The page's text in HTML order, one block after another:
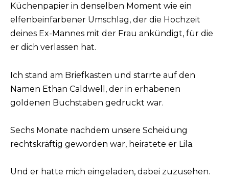
Küchenpapier in denselben Moment wie ein
elfenbeinfarbener Umschlag, der die Hochzeit
deines Ex-Mannes mit der Frau ankündigt, für die
er dich verlassen hat.
Ich stand am Briefkasten und starrte auf den
Namen Ethan Caldwell, der in erhabenen
goldenen Buchstaben gedruckt war.
Sechs Monate nachdem unsere Scheidung
rechtskräftig geworden war, heiratete er Lila.
Und er hatte mich eingeladen, dabei zuzusehen.